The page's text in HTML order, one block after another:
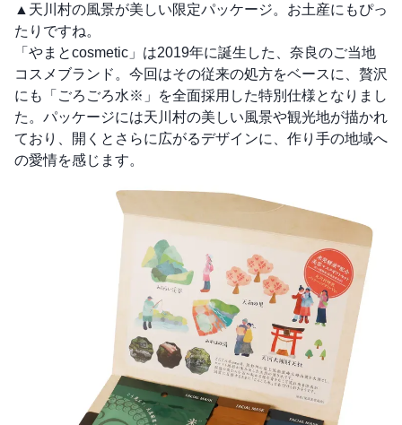
▲天川村の風景が美しい限定パッケージ。お土産にもぴっ
たりですね。
「やまとcosmetic」は2019年に誕生した、奈良のご当地
コスメブランド。今回はその従来の処方をベースに、贅沢
にも「ごろごろ水※」を全面採用した特別仕様となりまし
た。パッケージには天川村の美しい風景や観光地が描かれ
ており、開くとさらに広がるデザインに、作り手の地域へ
の愛情を感じます。